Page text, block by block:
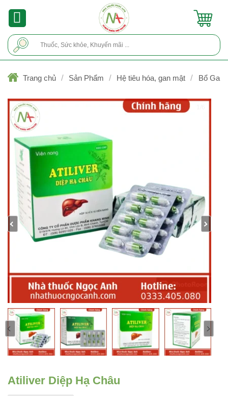
Trang chủ / Sản Phẩm / Hệ tiêu hóa, gan mật / Bổ Gan
Atiliver Diệp Hạ Châu